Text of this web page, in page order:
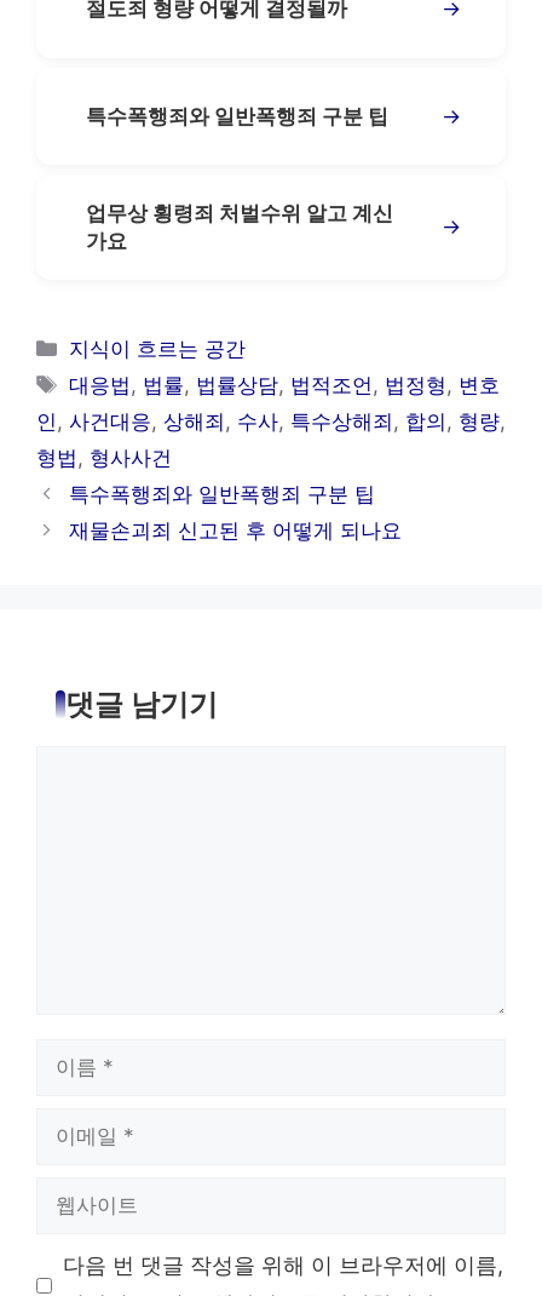
절도죄 형량 어떻게 결정될까 →
특수폭행죄와 일반폭행죄 구분 팁 →
업무상 횡령죄 처벌수위 알고 계신
가요
→
카
테
리
지식이 흐르는 공간
태
그
대응법, 법률, 법률상담, 법적조언, 법정형, 변호
인, 사건대응, 상해죄 , 수사, 특수상해죄 , 합의 , 형량,
형법, 형사사건
특수폭행죄와 일반폭행죄 구분 팁
재물손괴죄 신고된 후 어떻게 되나요
댓글 남기기
트
다음 번 댓글 작성을 위해 이 브라우저에 이름,